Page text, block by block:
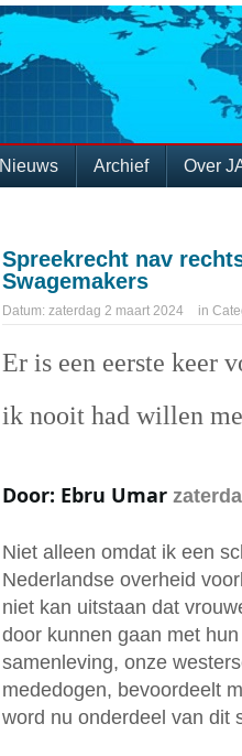
Nieuws Archief Over
Spreekrecht nav
Swagemakers
Datum: zaterdag 2 maart 2024 in
Er is een eerste keer
ik nooit had willen
Door: Ebru Umar
Niet alleen omdat ik een
Nederlandse overheid
niet kan uitstaan dat
door kunnen gaan met
samenleving, onze
mededogen, bevoordeelt
word nu onderdeel van dit